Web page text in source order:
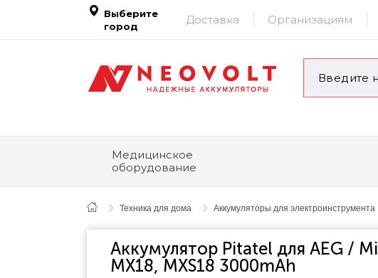
Выберите
город
Доставка Организациям
Медицинское
оборудование
Техника для дома Аккумуляторы для электроинструмента
Аккумулятор Pitatel для AEG /
MX18, MXS18 3000mAh